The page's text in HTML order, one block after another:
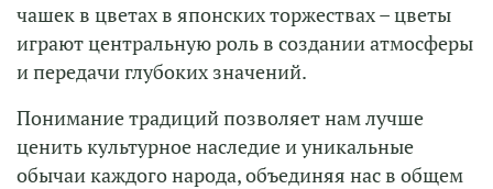
чашек в цветах в японских торжествах – цветы
играют центральную роль в создании атмосферы
и передачи глубоких значений.
Понимание традиций позволяет нам лучше
ценить культурное наследие и уникальные
обычаи каждого народа, объединяя нас в общем